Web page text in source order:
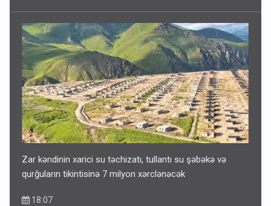
Zar kəndinin xarici su təchizatı, tullantı su şəbəkə və
qurğuların tikintisinə 7 milyon xərclənəcək
18:07